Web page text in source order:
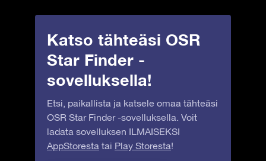
Katso tähteäsi OSR
Star Finder -
sovelluksella!
Etsi, paikallista ja katsele omaa tähteäsi
OSR Star Finder -sovelluksella. Voit
ladata sovelluksen ILMAISEKSI
AppStoresta tai Play Storesta!